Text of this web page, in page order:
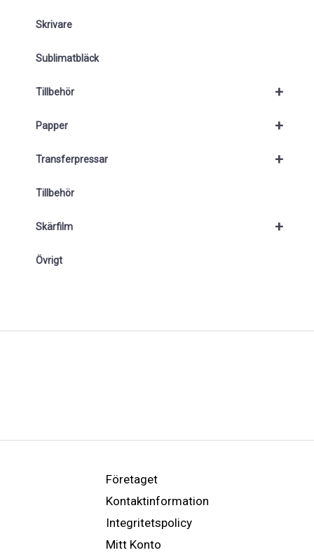
Skrivare
Sublimatbläck
+
Tillbehör
+
Papper
+
Transferpressar
Tillbehör
+
Skärfilm
Övrigt
Företaget
Kontaktinformation
Integritetspolicy
Mitt Konto